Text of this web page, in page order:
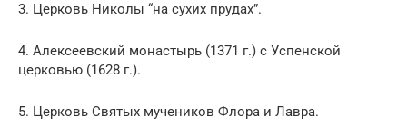
3. Церковь Николы “на сухих прудах”.
4. Алексеевский монастырь (1371 г.) с Успенской
церковью (1628 г.).
5. Церковь Святых мучеников Флора и Лавра.